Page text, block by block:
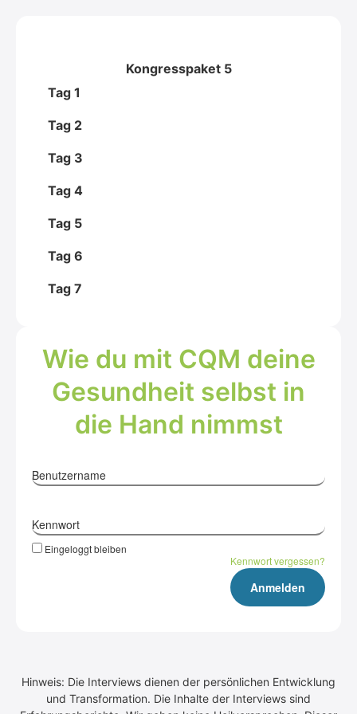
Kongresspaket 5
Tag 1
Tag 2
Tag 3
Tag 4
Tag 5
Tag 6
Tag 7
Wie du mit CQM dei­ne
Gesund­heit selbst in
die Hand nimmst
Benutzername
Kennwort
Eingeloggt bleiben
Kennwort vergessen?
Hinweis: Die Interviews dienen der persönlichen Entwicklung
und Transformation. Die Inhalte der Interviews sind